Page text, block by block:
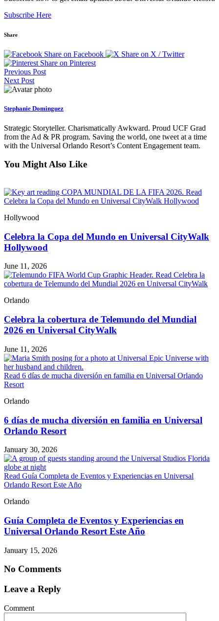
Subscribe Here
Share
Share on Facebook
Share on X / Twitter
Share on Pinterest
Previous Post
Next Post
Stephanie Dominguez
Strategic Storyteller. Charismatically Awkward. Proud UCF Grad
from the Ad & PR program. Saving the world, one tweet at a time
with the Universal Orlando Resort’s Content Engagement team.
You Might Also Like
Read
Celebra la Copa del Mundo en Universal CityWalk Hollywood
Hollywood
Celebra la Copa del Mundo en Universal CityWalk
Hollywood
June 11, 2026
Read Celebra la
cobertura de Telemundo del Mundial 2026 en Universal CityWalk
Orlando
Celebra la cobertura de Telemundo del Mundial
2026 en Universal CityWalk
June 11, 2026
Read 6 días de mucha diversión en familia en Universal Orlando
Resort
Orlando
6 días de mucha diversión en familia en Universal
Orlando Resort
January 30, 2026
Read Guía Completa de Eventos y Experiencias en Universal
Orlando Resort Este Año
Orlando
Guía Completa de Eventos y Experiencias en
Universal Orlando Resort Este Año
January 15, 2026
No Comments
Leave a Reply
Comment